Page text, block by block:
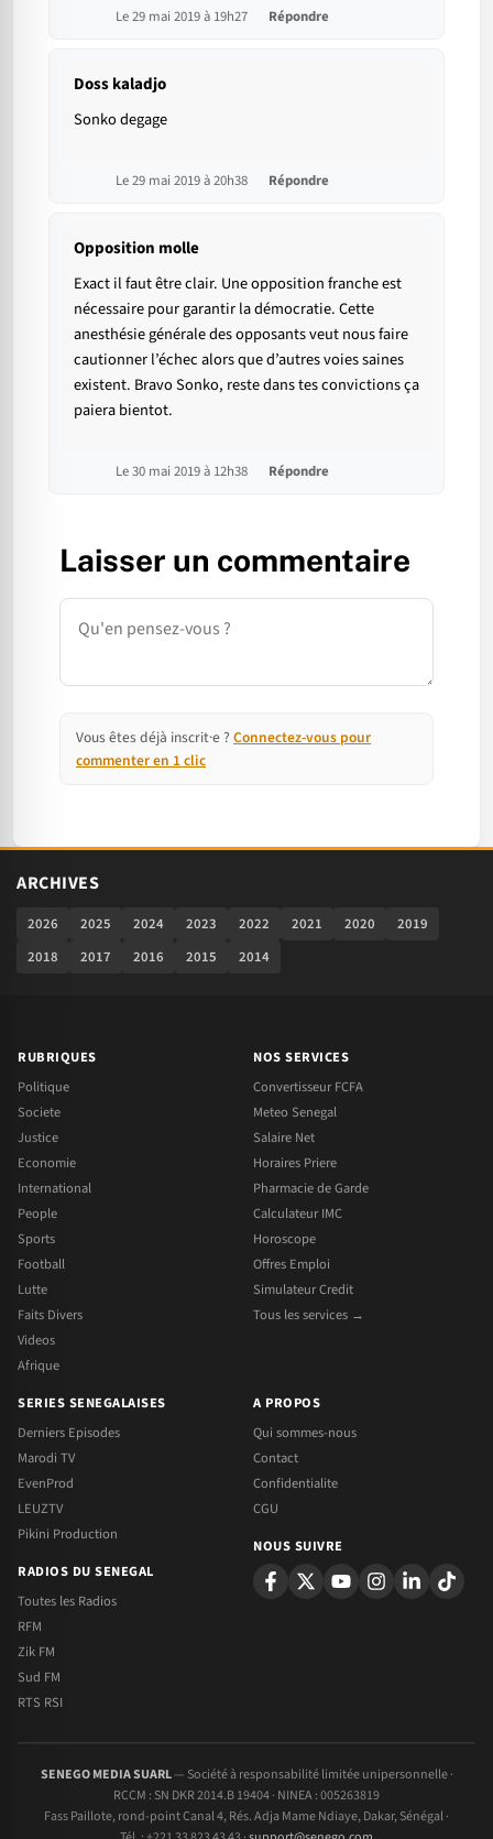
Le 29 mai 2019 à 19h27 Répondre
Doss kaladjo
Sonko degage
Le 29 mai 2019 à 20h38 Répondre
Opposition molle
Exact il faut être clair. Une opposition franche est
nécessaire pour garantir la démocratie. Cette
anesthésie générale des opposants veut nous faire
cautionner l’échec alors que d’autres voies saines
existent. Bravo Sonko, reste dans tes convictions ça
paiera bientot.
Le 30 mai 2019 à 12h38 Répondre
Laisser un commentaire
Commentaire
Vous êtes déjà inscrit·e ? Connectez-vous pour
commenter en 1 clic
ARCHIVES
2026 2025 2024 2023 2022 2021 2020
2019
2018
2017 2016 2015 2014
RUBRIQUES
Politique
Societe
Justice
Economie
International
People
Sports
Football
Lutte
Faits Divers
Videos
Afrique
NOS SERVICES
Convertisseur FCFA
Meteo Senegal
Salaire Net
Horaires Priere
Pharmacie de Garde
Calculateur IMC
Horoscope
Offres Emploi
Simulateur Credit
Tous les services →
SERIES SENEGALAISES
Derniers Episodes
Marodi TV
EvenProd
LEUZTV
Pikini Production
RADIOS DU SENEGAL
Toutes les Radios
RFM
Zik FM
Sud FM
RTS RSI
A PROPOS
Qui sommes-nous
Contact
Confidentialite
CGU
NOUS SUIVRE
SENEGO MEDIA SUARL— Société à responsabilité limitée unipersonnelle ·
RCCM : SN DKR 2014.B 19404 · NINEA : 005263819
Fass Paillote, rond-point Canal 4, Rés. Adja Mame Ndiaye, Dakar, Sénégal ·